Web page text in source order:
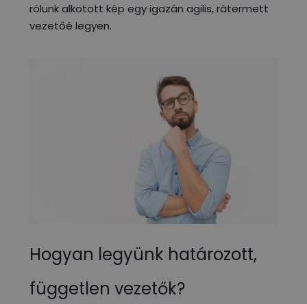
rólunk alkotott kép egy igazán agilis, rátermett
vezetőé legyen.
Hogyan legyünk határozott,
független vezetők?